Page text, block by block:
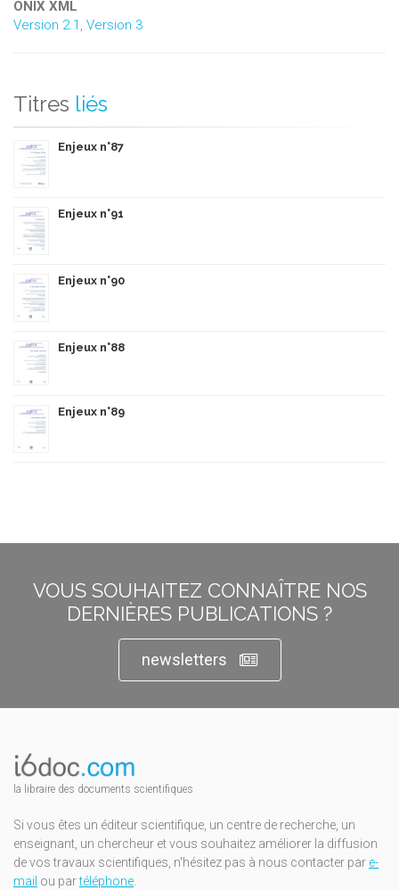
ONIX XML
Version 2.1 , Version 3
Titres liés
Enjeux n°87
Enjeux n°91
Enjeux n°90
Enjeux n°88
Enjeux n°89
VOUS SOUHAITEZ CONNAÎTRE NOS
DERNIÈRES PUBLICATIONS ?
newsletters
la libraire des documents scientifiques
Si vous êtes un éditeur scientifique, un centre de recherche, un
enseignant, un chercheur et vous souhaitez améliorer la diffusion
de vos travaux scientifiques, n'hésitez pas à nous contacter par e-
mail ou partéléphone